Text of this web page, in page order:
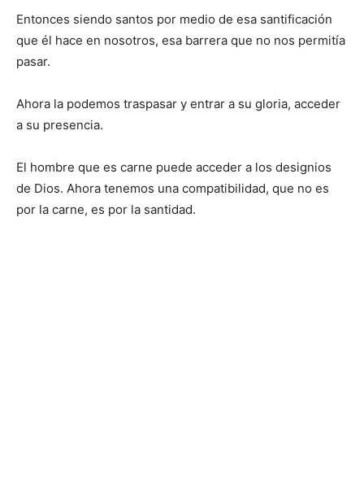
Entonces siendo santos por medio de esa santificación
que él hace en nosotros, esa barrera que no nos permitía
pasar.
Ahora la podemos traspasar y entrar a su gloria, acceder
a su presencia.
El hombre que es carne puede acceder a los designios
de Dios. Ahora tenemos una compatibilidad, que no es
por la carne, es por la santidad.